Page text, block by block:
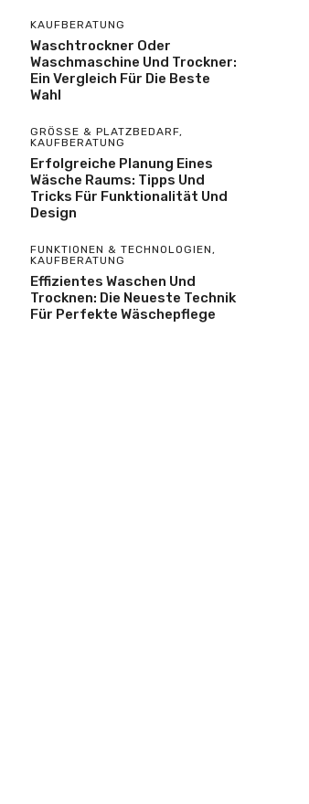
KAUFBERATUNG
Waschtrockner Oder
Waschmaschine Und Trockner:
Ein Vergleich Für Die Beste
Wahl
GRÖSSE & PLATZBEDARF
,
KAUFBERATUNG
Erfolgreiche Planung Eines
Wäsche Raums: Tipps Und
Tricks Für Funktionalität Und
Design
FUNKTIONEN & TECHNOLOGIEN,
KAUFBERATUNG
Effizientes Waschen Und
Trocknen: Die Neueste Technik
Für Perfekte Wäschepflege